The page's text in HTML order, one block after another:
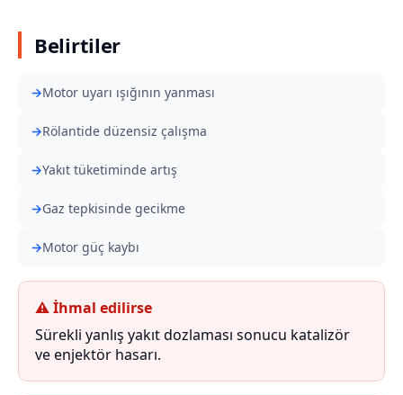
Belirtiler
Motor uyarı ışığının yanması
Rölantide düzensiz çalışma
Yakıt tüketiminde artış
Gaz tepkisinde gecikme
Motor güç kaybı
⚠ İhmal edilirse
Sürekli yanlış yakıt dozlaması sonucu katalizör
ve enjektör hasarı.